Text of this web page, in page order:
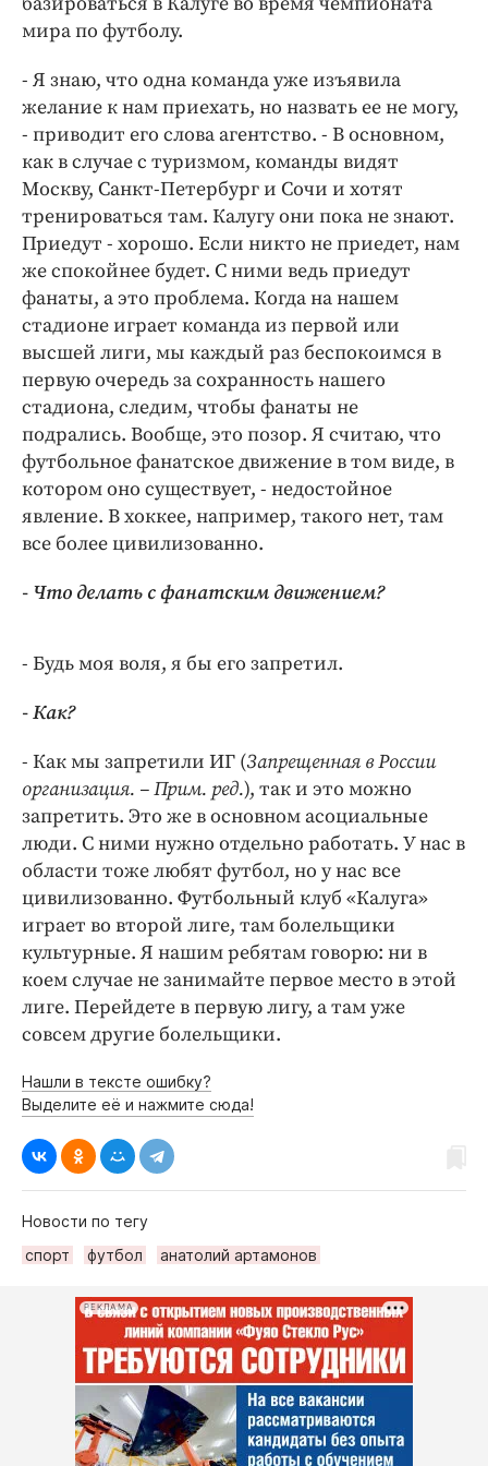
Интересное чтиво
Клиника года
Бренд года
Работодатель года
мира по футболу.
- Я знаю, что одна команда уже изъявила
желание к нам приехать, но назвать ее не могу,
- приводит его слова агентство. - В основном,
как в случае с туризмом, команды видят
Москву, Санкт-Петербург и Сочи и хотят
тренироваться там. Калугу они пока не знают.
Приедут - хорошо. Если никто не приедет, нам
же спокойнее будет. С ними ведь приедут
фанаты, а это проблема. Когда на нашем
стадионе играет команда из первой или
высшей лиги, мы каждый раз беспокоимся в
первую очередь за сохранность нашего
стадиона, следим, чтобы фанаты не
подрались. Вообще, это позор. Я считаю, что
футбольное фанатское движение в том виде, в
котором оно существует, - недостойное
явление. В хоккее, например, такого нет, там
все более цивилизованно.
- Что делать с фанатским движением?
- Будь моя воля, я бы его запретил.
- Как?
- Как мы запретили ИГ (Запрещенная в России
организация. – Прим. ред.), так и это можно
запретить. Это же в основном асоциальные
люди. С ними нужно отдельно работать. У нас в
области тоже любят футбол, но у нас все
цивилизованно. Футбольный клуб «Калуга»
играет во второй лиге, там болельщики
культурные. Я нашим ребятам говорю: ни в
коем случае не занимайте первое место в этой
лиге. Перейдете в первую лигу, а там уже
совсем другие болельщики.
Нашли в тексте ошибку?
Выделите её и нажмите сюда!
Новости по тегу
спорт
футбол анатолий артамонов
РЕКЛАМА